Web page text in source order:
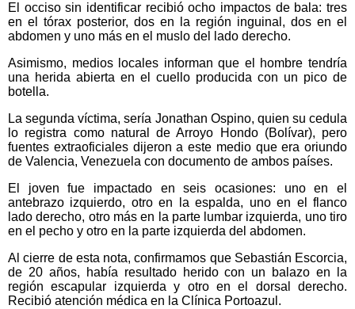
El occiso sin identificar recibió ocho impactos de bala: tres
en el tórax posterior, dos en la región inguinal, dos en el
abdomen y uno más en el muslo del lado derecho.
Asimismo, medios locales informan que el hombre tendría
una herida abierta en el cuello producida con un pico de
botella.
La segunda víctima, sería Jonathan Ospino, quien su cedula
lo registra como natural de Arroyo Hondo (Bolívar), pero
fuentes extraoficiales dijeron a este medio que era oriundo
de Valencia, Venezuela con documento de ambos países.
El joven fue impactado en seis ocasiones: uno en el
antebrazo izquierdo, otro en la espalda, uno en el flanco
lado derecho, otro más en la parte lumbar izquierda, uno tiro
en el pecho y otro en la parte izquierda del abdomen.
Al cierre de esta nota, confirmamos que Sebastián Escorcia,
de 20 años, había resultado herido con un balazo en la
región escapular izquierda y otro en el dorsal derecho.
Recibió atención médica en la Clínica Portoazul.